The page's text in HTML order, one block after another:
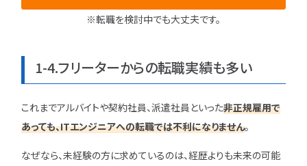
※転職を検討中でも大丈夫です。
1-4.フリーターからの転職実績も多い
これまでアルバイトや契約社員、派遣社員といった非正規雇用で
あっても、ITエンジニアへの転職では不利になりません。
なぜなら、未経験の方に求めているのは、経歴よりも未来の可能